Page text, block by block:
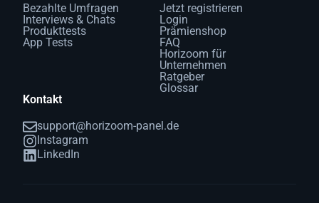
Bezahlte Umfragen
Interviews & Chats
Produkttests
App Tests
Jetzt registrieren
Login
Prämienshop
FAQ
Horizoom für
Unternehmen
Ratgeber
Glossar
Kontakt
support@horizoom-panel.de
Instagram
LinkedIn